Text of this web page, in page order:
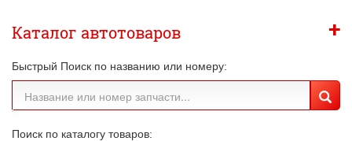
Каталог автотоваров +
Быстрый Поиск по названию или номеру:
Поиск по каталогу товаров: